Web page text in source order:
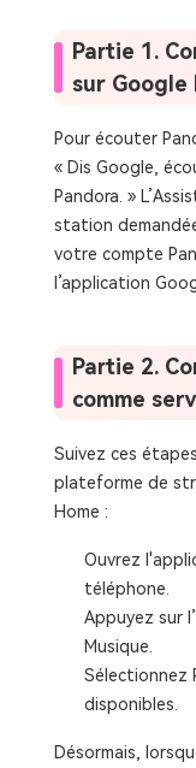
Partie 1.
sur Google
Pour écouter
« Dis Google,
Pandora. »
station
votre compte
l’application
Partie 2.
comme
Suivez ces
plateforme de
Home :
Ouvrez
téléphone.
Appuyez sur
Musique.
Sélectionnez
disponibles.
Désormais,